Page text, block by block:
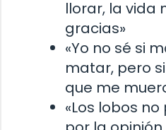
llorar, la vida
gracias»
«Yo no sé si
matar, pero
que me muero
«Los lobos